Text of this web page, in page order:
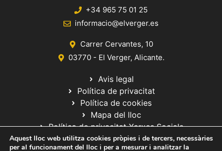
+34 965 75 01 25
informacio@elverger.es
Carrer Cervantes, 10
03770 - El Verger, Alicante.
Avis legal
Política de privacitat
Política de cookies
Mapa del lloc
Política de privacitat Xarxes Socials
Aquest lloc web utilitza cookies pròpies i de tercers, necessàries
per al funcionament del lloc i per a mesurar i analitzar la